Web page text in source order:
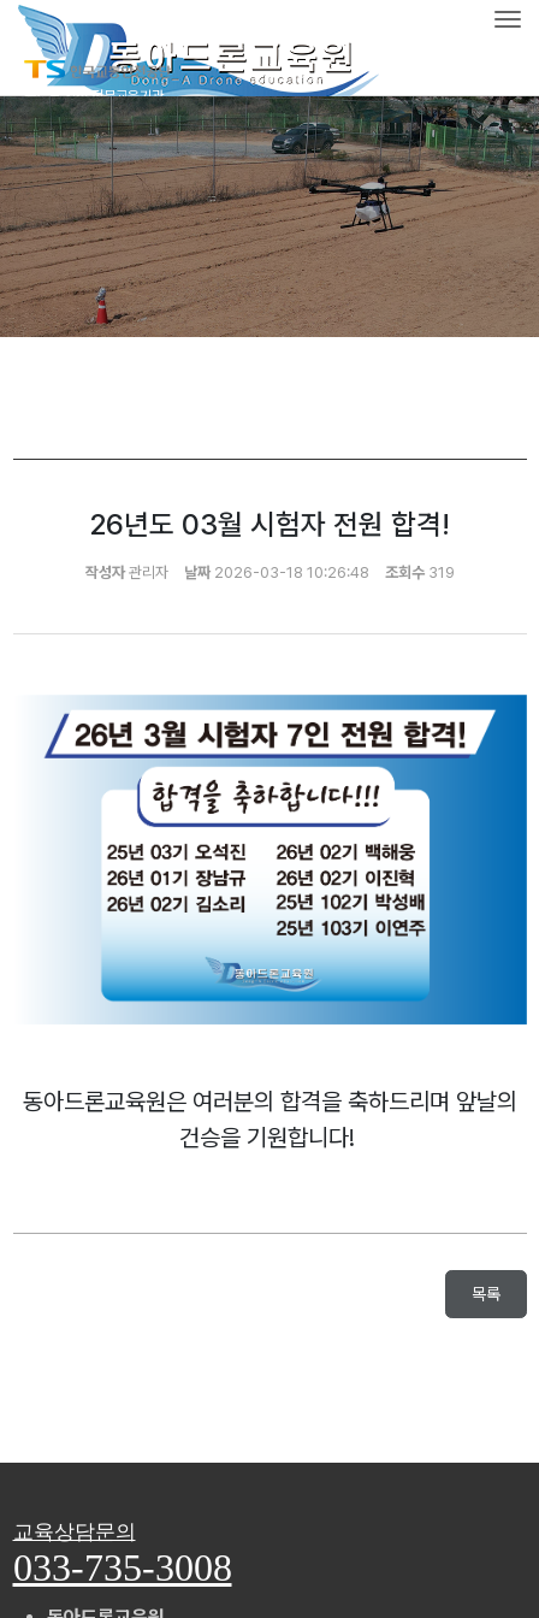
국토부 지정 전문교육기관
필기, 실기 자체시험
공지사항&NEWS
갤러리
26년도 03월 시험자 전원 합격!
작성자관리자 날짜2026-03-18 10:26:48 조회수319
동아드론교육원은 여러분의 합격을 축하드리며 앞날의
건승을 기원합니다!
목록
교육상담문의
033-735-3008